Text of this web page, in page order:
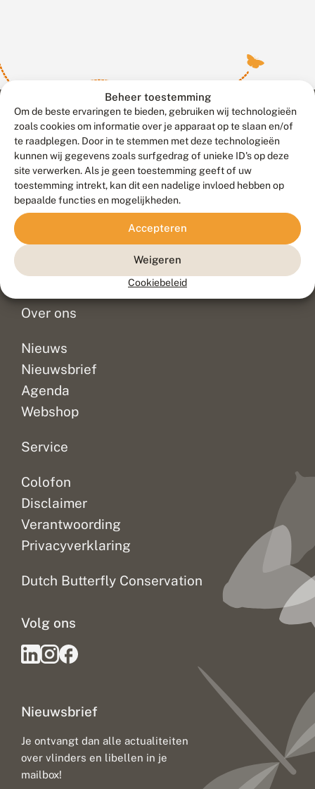
Beheer toestemming
Om de beste ervaringen te bieden, gebruiken wij technologieën
zoals cookies om informatie over je apparaat op te slaan en/of
te raadplegen. Door in te stemmen met deze technologieën
kunnen wij gegevens zoals surfgedrag of unieke ID's op deze
site verwerken. Als je geen toestemming geeft of uw
toestemming intrekt, kan dit een nadelige invloed hebben op
bepaalde functies en mogelijkheden.
Accepteren
Weigeren
Cookiebeleid
Contact
Veelgestelde vragen
Doneer
Over ons
Nieuws
Nieuwsbrief
Agenda
Webshop
Service
Colofon
Disclaimer
Verantwoording
Privacyverklaring
Dutch Butterfly Conservation
Nieuwsbrief
Je ontvangt dan alle actualiteiten
over vlinders en libellen in je
mailbox!
Volg ons
Meld waarnemingen© 2026 Vlinderstichting
Duurzaam ontwikkeld door
Go2People
, ontworpen door
Blue Field Agency
Privacy
Disclaimer
Sitemap